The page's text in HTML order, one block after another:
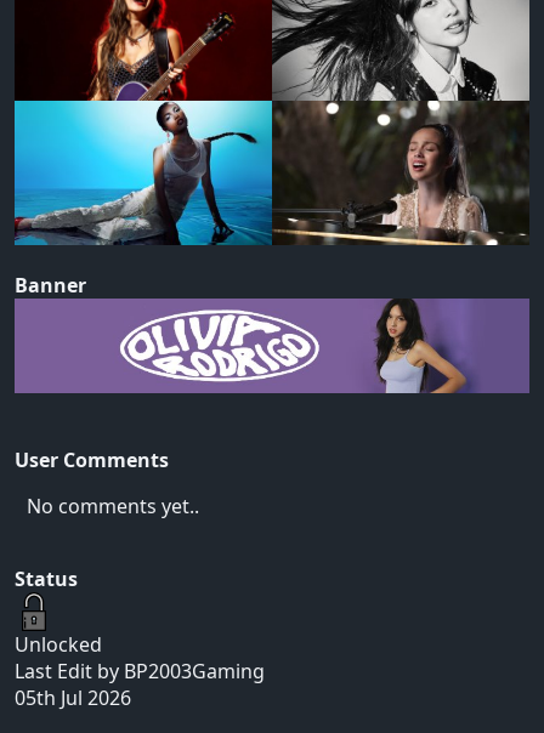
Banner
User Comments
No comments yet..
Status
Unlocked
Last Edit by BP2003Gaming
05th Jul 2026